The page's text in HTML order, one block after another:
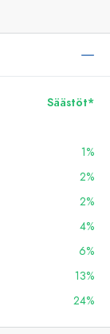
Säästöt*
1%
2%
2%
4%
6%
13%
24%